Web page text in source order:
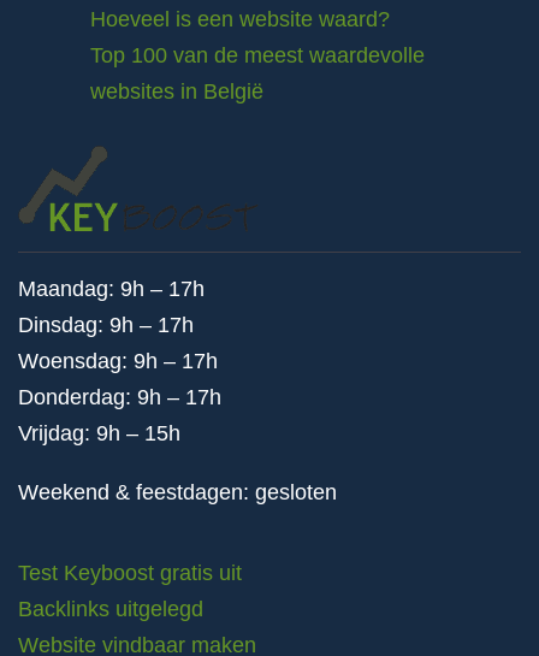
Hoeveel is een website waard?
Top 100 van de meest waardevolle
websites in België
Maandag: 9h – 17h
Dinsdag: 9h – 17h
Woensdag: 9h – 17h
Donderdag: 9h – 17h
Vrijdag: 9h – 15h
Weekend & feestdagen: gesloten
Test Keyboost gratis uit
Backlinks uitgelegd
Website vindbaar maken